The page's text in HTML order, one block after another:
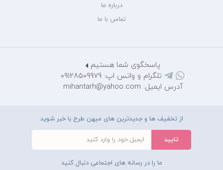
درباره ما
تماس با ما
پاسخگوی شما هستیم
تلگرام و واتس اپ: 09128509979
آدرس ایمیل: mihantarh@yahoo.com
از تخفیف ها و جدیدترین های میهن طرح با خبر شوید
ما را در رسانه های اجتماعی دنبال کنید